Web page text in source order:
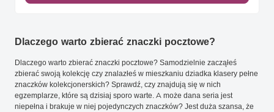
Dlaczego warto zbierać znaczki pocztowe?
Dlaczego warto zbierać znaczki pocztowe? Samodzielnie zacząłeś
zbierać swoją kolekcję czy znalazłeś w mieszkaniu dziadka klasery pełne
znaczków kolekcjonerskich? Sprawdź, czy znajdują się w nich
egzemplarze, które są dzisiaj sporo warte. A może dana seria jest
niepełna i brakuje w niej pojedynczych znaczków? Jest duża szansa, że